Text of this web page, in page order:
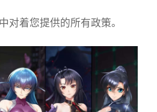
对着您提供的所有政策。